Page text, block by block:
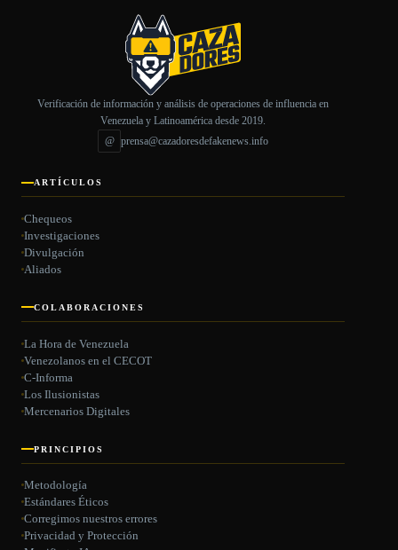
Verificación de información y análisis de operaciones de influencia en
Venezuela y Latinoamérica desde 2019.
@ prensa@cazadoresdefakenews.info
ARTÍCULOS
Chequeos
Investigaciones
Divulgación
Aliados
COLABORACIONES
La Hora de Venezuela
Venezolanos en el CECOT
C-Informa
Los Ilusionistas
Mercenarios Digitales
PRINCIPIOS
Metodología
Estándares Éticos
Corregimos nuestros errores
Privacidad y Protección